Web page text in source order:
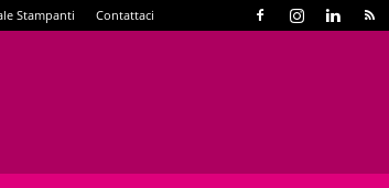
Stampanti Contattaci